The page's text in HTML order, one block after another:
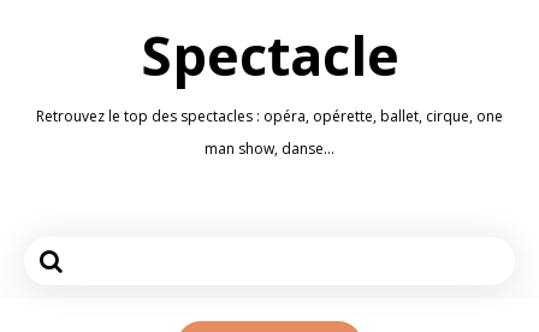
Spectacle
Retrouvez le top des spectacles : opéra, opérette, ballet, cirque, one
man show, danse...